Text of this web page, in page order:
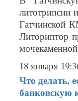
литотрипсии
Гатчинской
Литориптор
18 января
Что делать,
банковскую